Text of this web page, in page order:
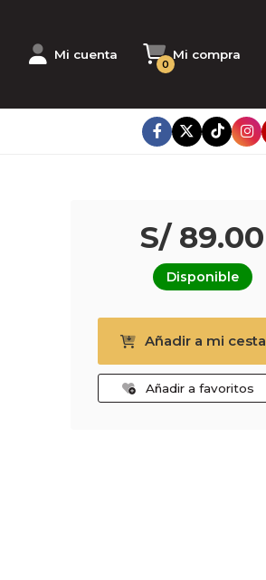
Mi cuenta Mi compra
0
S/ 89.00
Disponible
Añadir a mi cesta
Añadir a favoritos